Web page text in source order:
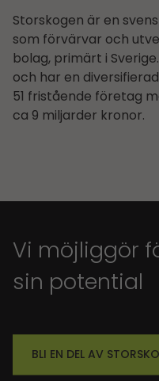
Storskogen är en
som förvärvar och
bolag, primärt i
och har en
51 fristående företag
ca 9 miljarder kronor.
Vi möjliggör
sin potential
BLI EN DEL AV